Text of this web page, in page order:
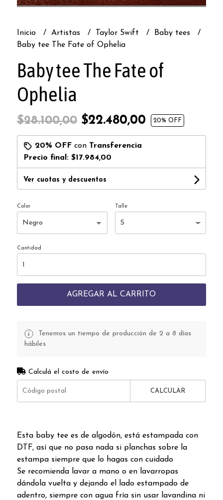
Inicio Artistas Taylor Swift
Baby tees
Baby tee The Fate of Ophelia
Baby tee The Fate of
Ophelia
$28.100,00$22.480,00 20% OFF
20% OFFcon Transferencia
Precio final: $17.984,00
Ver cuotas y descuentos
Color Talle
Cantidad
AGREGAR AL CARRITO
Tenemos un tiempo de producción de 2 a 8 días
hábiles
Calculá el costo de envío
CALCULAR
Esta baby tee es de algodón, está estampada con
DTF, así que no pasa nada si planchas sobre la
estampa siempre que lo hagas con cuidado
Se recomienda lavar a mano o en lavarropas
dándola vuelta y dejando el lado estampado de
adentro, siempre con agua fría sin usar lavandina ni